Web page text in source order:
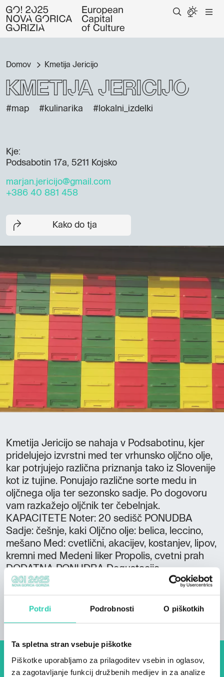
Potrdi Podrobnosti O piškotkih
Ta spletna stran vsebuje piškotke
Piškotke uporabljamo za prilagoditev vsebin in oglasov,
za zagotavljanje funkcij družbenih medijev in za analize
Domov Kmetija Jericijo
Kmetija Jericijo
#map #kulinarika #lokalni_izdelki
Kje:
Podsabotin 17a, 5211 Kojsko
marjan.jericijo@gmail.com
+386 40 881 458
Kako do tja
Kmetija Jericijo se nahaja v Podsabotinu, kjer
pridelujejo izvrstni med ter vrhunsko oljčno olje,
kar potrjujejo različna priznanja tako iz Slovenije
kot iz tujine. Ponujajo različne sorte medu in
oljčnega olja ter sezonsko sadje. Po dogovoru
vam razkažejo oljčnik ter čebelnjak.
KAPACITETE Noter: 20 sedišč PONUDBA
Sadje: češnje, kaki Oljčno olje: belica, leccino,
mešano Med: cvetlični, akacijev, kostanjev, lipov,
kremni med Medeni liker Propolis, cvetni prah
DODATNA PONUDBA Degustacija
Dogodki, članki in zgodbe iz